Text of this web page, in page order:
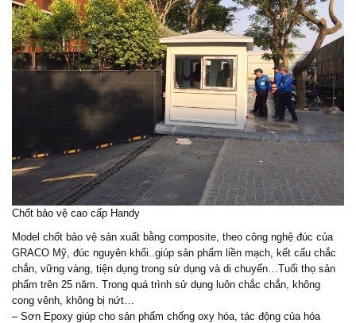
Chốt bảo vệ cao cấp Handy
Model chốt bảo vệ sản xuất bằng composite, theo công nghệ đúc của
GRACO Mỹ, đúc nguyên khối..giúp sản phẩm liền mạch, kết cấu chắc
chắn, vững vàng, tiện dụng trong sử dụng và di chuyển…Tuổi thọ sản
phẩm trên 25 năm. Trong quá trình sử dụng luôn chắc chắn, không
cong vênh, không bị nứt…
– Sơn Epoxy giúp cho sản phẩm chống oxy hóa, tác động của hóa